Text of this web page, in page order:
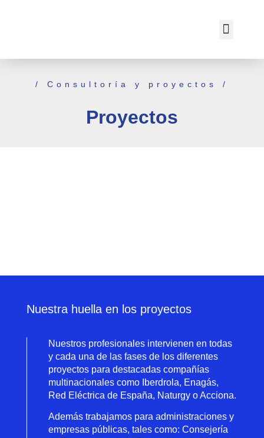
/ Consultoría y proyectos /
Proyectos
Nuestra huella en los proyectos
Nuestros profesionales intervienen en todas
y cada una de las fases de los diferentes
proyectos para destacadas compañías
multinacionales como Iberdrola, Enagás,
Red Eléctrica de España, Naturgy o Acciona.
Además trabajamos para administraciones y
empresas públicas, tales como: Consejería